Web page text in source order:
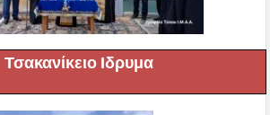
Τσακανίκειο Ιδρυμα